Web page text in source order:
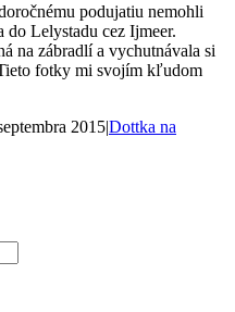
podujatiu nemohli
Lelystadu cez Ijmeer.
na zábradlí a vychutnávala si
fotky mi svojím kľudom
2015|Dottka na